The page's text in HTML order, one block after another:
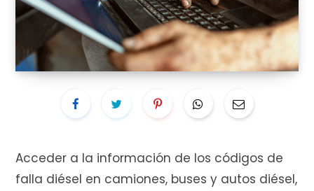
Acceder a la información de los códigos de
falla diésel en camiones, buses y autos diésel,